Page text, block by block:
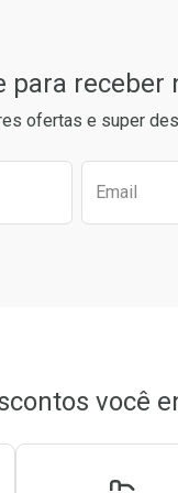
para receber
ofertas e super
formulário
Email
você